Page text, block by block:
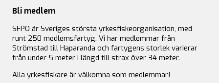
Bli medlem
SFPO är Sveriges största yrkesfiskeorganisation, med
runt 250 medlemsfartyg. Vi har medlemmar från
Strömstad till Haparanda och fartygens storlek varierar
från under 5 meter i längd till strax över 34 meter.
Alla yrkesfiskare är välkomna som medlemmar!